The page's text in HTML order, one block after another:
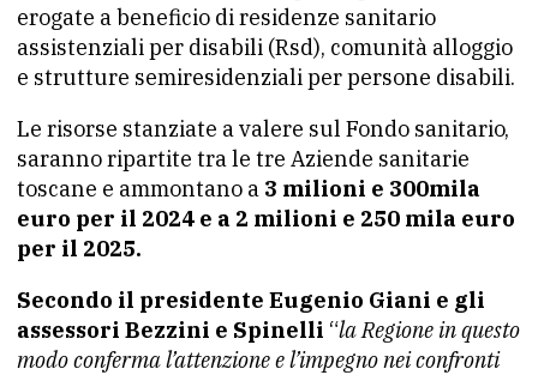
erogate a beneficio di residenze sanitario
assistenziali per disabili (Rsd), comunità alloggio
e strutture semiresidenziali per persone disabili.
Le risorse stanziate a valere sul Fondo sanitario,
saranno ripartite tra le tre Aziende sanitarie
toscane e ammontano a 3 milioni e 300mila
euro per il 2024 e a 2 milioni e 250 mila euro
per il 2025.
Secondo il presidente Eugenio Giani e gli
assessori Bezzini e Spinelli “la Regione in questo
modo conferma l’attenzione e l’impegno nei confronti